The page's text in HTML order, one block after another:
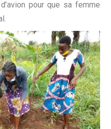
pour que sa femme